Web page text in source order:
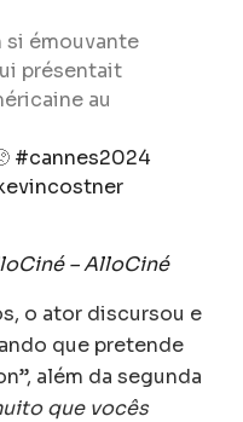
si émouvante
présentait
au
#cannes2024
– AlloCiné
o ator discursou e
que pretende
além da segunda
que vocês